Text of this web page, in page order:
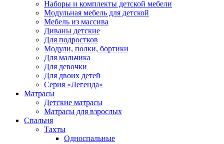
Наборы и комплекты детской мебели
Модульная мебель для детской
Мебель из массива
Диваны детские
Для подростков
Модули, полки, бортики
Для мальчика
Для девочки
Для двоих детей
Серия «Легенда»
Матрасы
Детские матрасы
Матрасы для взрослых
Спальня
Тахты
Односпальные